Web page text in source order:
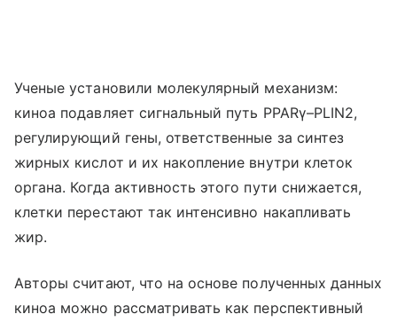
Ученые установили молекулярный механизм:
киноа подавляет сигнальный путь PPARγ–PLIN2,
регулирующий гены, ответственные за синтез
жирных кислот и их накопление внутри клеток
органа. Когда активность этого пути снижается,
клетки перестают так интенсивно накапливать
жир.
Авторы считают, что на основе полученных данных
киноа можно рассматривать как перспективный